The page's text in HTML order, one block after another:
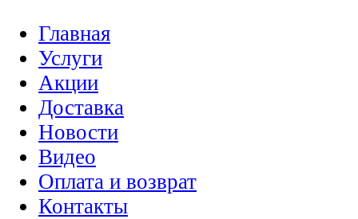
Главная
Услуги
Акции
Доставка
Новости
Видео
Оплата и возврат
Контакты